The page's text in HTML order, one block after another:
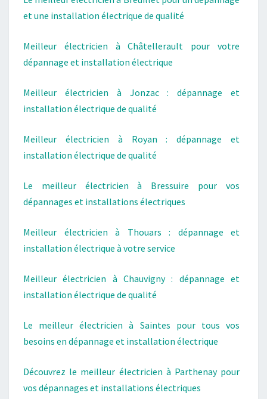
et une installation électrique de qualité
Meilleur électricien à Châtellerault pour votre
dépannage et installation électrique
Meilleur électricien à Jonzac : dépannage et
installation électrique de qualité
Meilleur électricien à Royan : dépannage et
installation électrique de qualité
Le meilleur électricien à Bressuire pour vos
dépannages et installations électriques
Meilleur électricien à Thouars : dépannage et
installation électrique à votre service
Meilleur électricien à Chauvigny : dépannage et
installation électrique de qualité
Le meilleur électricien à Saintes pour tous vos
besoins en dépannage et installation électrique
Découvrez le meilleur électricien à Parthenay pour
vos dépannages et installations électriques